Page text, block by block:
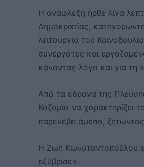
Η ανάφλεξη ήρθε λίγα
Δημοκρατίας,
λειτουργία του
συνεργάτες και
κάνοντας λόγο και για
Από τα έδρανα της
Καζαμία να χαρακτηρίζει
παρενέβη άμεσα, ζητώντας
Η Ζωή Κωνσταντοπούλου
εξύβρισε».